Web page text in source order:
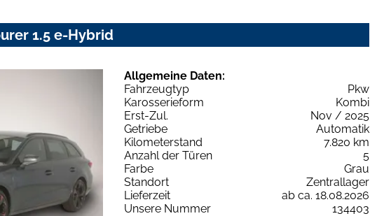
1.5 e-Hybrid
Allgemeine Daten:
Fahrzeugtyp
Pkw
Karosserieform
Kombi
Erst-Zul.
Nov / 2025
Getriebe
Automatik
Kilometerstand
7.820 km
Anzahl der Türen
5
Farbe
Grau
Standort
Zentrallager
Lieferzeit
ab ca. 18.08.2026
Unsere Nummer
134403